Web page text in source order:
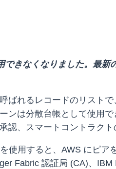
きなくなりました。最新
ばれるレコードのリスト
ンは分散台帳として使用
認、スマートコントラクト
使用すると、AWS にピ
Fabric 認証局 (CA)、